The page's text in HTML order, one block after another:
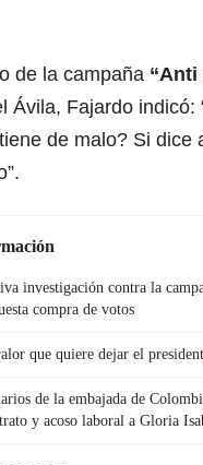
de la campaña “Anti
Ávila, Fajardo indicó:
de malo? Si dice
investigación contra la
compra de votos
que quiere dejar el
de la embajada de
y acoso laboral a Gloria